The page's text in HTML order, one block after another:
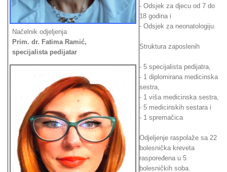
Načelnik odjeljenja
Prim. dr. Fatima Ramić,
specijalista pedijatar
- Odsjek za djecu od 7 do
18 godina i
- Odsjek za neonatologiju.
Struktura zaposlenih
- 5 specijalista pedijatra,
- 1 diplomirana medicinska
sestra,
- 1 viša medicinska sestra,
- 5 medicinskih sestara i
- 1 spremačica
Odjeljenje raspolaže sa 22
bolesnička kreveta
raspoređena u 5
bolesničkih soba.